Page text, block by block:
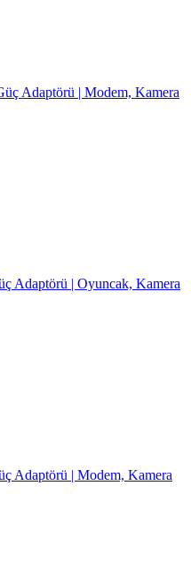
Adaptörü | Modem, Kamera
Adaptörü | Oyuncak, Kamera
Adaptörü | Modem, Kamera